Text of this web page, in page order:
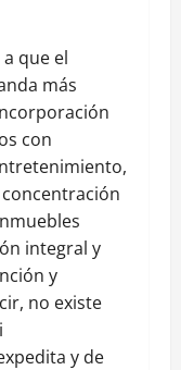
que el
más
con
integral y
y
no existe
y de